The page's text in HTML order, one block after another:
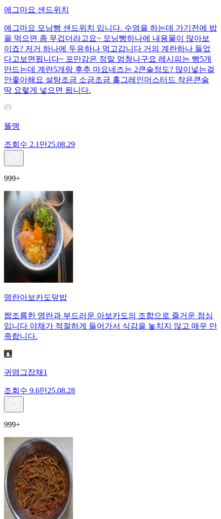
에그마요 샌드위치
에그마요 모닝빵 샌드위치 입니다. 수영을 하는데 가기전에 밥
을 먹으면 좀 무겁더라고요~ 모닝빵하나에 내용물이 많아보
이죠? 저거 하나에 두유하나 먹고갑니다 거의 계란하나 들었
다고보면됩니다~ 포만감은 정말 엄청나구요 레시피는 빵5개
만드는데 계란5개랑 후추 마요네즈는 2큰술정도? 많이넣는걸
안좋아해요 설탕조금 소금조금 홀그레인머스터드 작은큰술
딱 요렇게 넣으면 됩니다.
똘맹
조회수 2.1만25.08.29
999+
명란아보카도덮밥
짭조름한 명란과 부드러운 아보카도의 조합으로 즐거운 점심
입니다 야채가 적절하게 들어가서 식감을 놓치지 않고 매우 만
족합니다.
귀염그잡채1
조회수 9.6만25.08.28
999+